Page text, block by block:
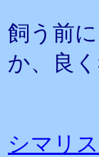
飼う前
か、良
シマリ